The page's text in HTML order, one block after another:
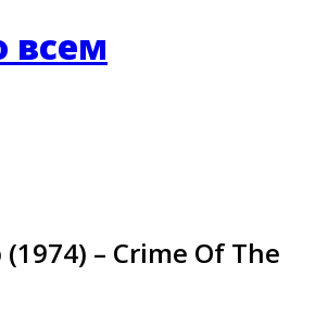
всем
‎– Crime Of The